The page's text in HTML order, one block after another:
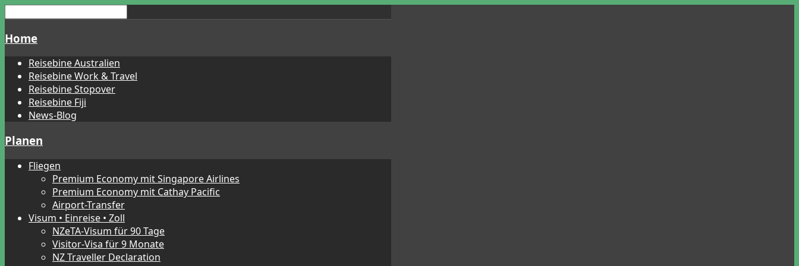
Home
Reisebine Australien
Reisebine Work & Travel
Reisebine Stopover
Reisebine Fiji
News-Blog
Planen
Fliegen
Premium Economy mit Singapore Airlines
Premium Economy mit Cathay Pacific
Airport-Transfer
Visum • Einreise • Zoll
NZeTA-Visum für 90 Tage
Visitor-Visa für 9 Monate
NZ Traveller Declaration